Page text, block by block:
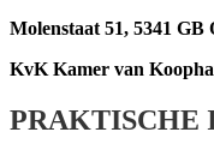
Molen­staat 51, 5341 GB
KvK Kamer van
PRAKTISCHE